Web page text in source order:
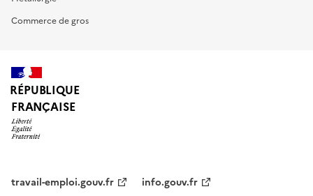
Commerce de gros
RÉPUBLIQUE
FRANÇAISE
travail-emploi.gouv.fr
info.gouv.fr